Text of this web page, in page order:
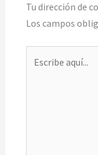
Tu dirección de
Los campos